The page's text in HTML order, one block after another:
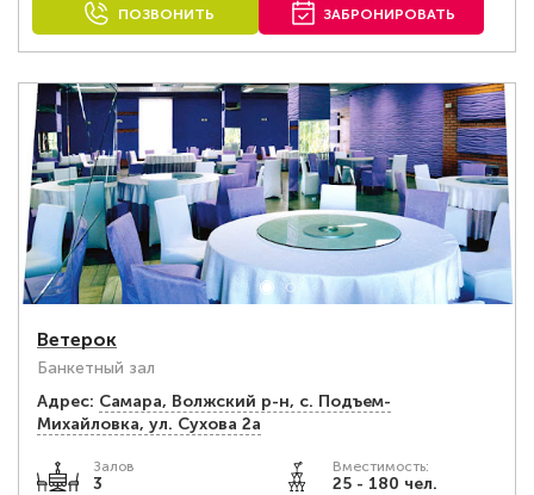
ПОЗВОНИТЬ ЗАБРОНИРОВАТЬ
Ветерок
Банкетный зал
Адрес: Самара, Волжский р-н, с. Подъем-
Михайловка, ул. Сухова 2а
Залов
3
Вместимость:
25 - 180 чел.